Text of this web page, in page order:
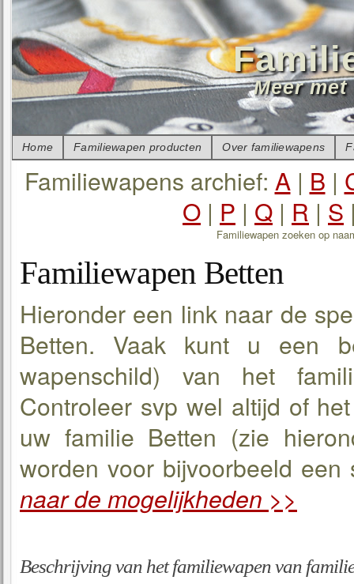
Familiewapens archief: A| B |
O | P | Q | R | S
Familiewapen zoeken op
Familiewapen Betten
Hieronder een link naar de
Betten. Vaak kunt u een
wapenschild) van het
Controleer svp wel altijd of
uw familie Betten (zie
worden voor bijvoorbeeld
naar de mogelijkheden >>
Beschrijving van het familiewapen van
Home Familiewapen producten Over familiewapens
Meer